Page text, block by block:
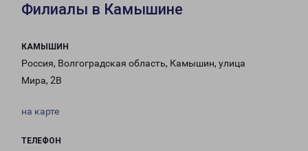
Филиалы в Камышине
КАМЫШИН
Россия, Волгоградская область, Камышин, улица
Мира, 2В
на карте
ТЕЛЕФОН